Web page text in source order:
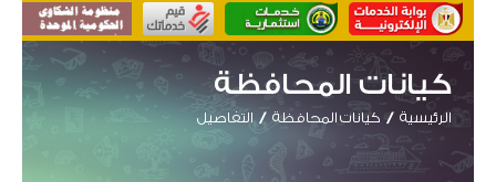
كيانات المحافظة
الرئيسية كيانات المحافظة التفاصيل